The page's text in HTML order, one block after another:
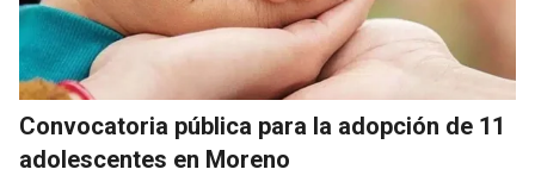
Convocatoria pública para la adopción de 11
adolescentes en Moreno